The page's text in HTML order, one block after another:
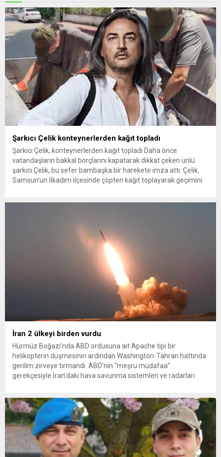
Şarkıcı Çelik konteynerlerden kağıt topladı
Şarkıcı Çelik, konteynerlerden kağıt topladı Daha önce
vatandaşların bakkal borçlarını kapatarak dikkat çeken ünlü
şarkıcı Çelik, bu sefer bambaşka bir harekete imza attı. Çelik,
Samsun’un İlkadım ilçesinde çöpten kağıt toplayarak geçimini
İran 2 ülkeyi birden vurdu
Hürmüz Boğazı’nda ABD ordusuna ait Apache tipi bir
helikopterin düşmesinin ardından Washington-Tahran hattında
gerilim zirveye tırmandı. ABD’nin “meşru müdafaa”
gerekçesiyle İran’daki hava savunma sistemleri ve radarları
yeni bir ABD saldırısına anında yanıt verileceğini duyurdu....